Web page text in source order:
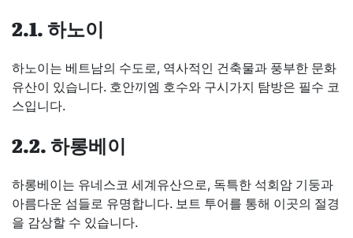
2.1. 하노이
하노이는 베트남의 수도로, 역사적인 건축물과 풍부한 문화
유산이 있습니다. 호안끼엠 호수와 구시가지 탐방은 필수 코
스입니다.
2.2. 하롱베이
하롱베이는 유네스코 세계유산으로, 독특한 석회암 기둥과
아름다운 섬들로 유명합니다. 보트 투어를 통해 이곳의 절경
을 감상할 수 있습니다.